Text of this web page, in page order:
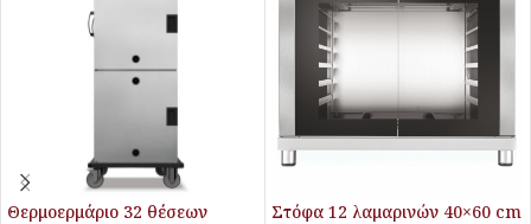
Θερμoερμάριο 32 θέσεων
Στόφα 12 λαμαρινών 40×60 cm